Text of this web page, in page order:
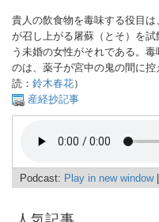
貴人の飲食物を毒味する役目
が召し上がる屠蘇（とそ）を
う未婚の女性がそれである。
のは、薬子が宮中の鬼の間に
読： 鈴木春花）
産経抄記事
Podcast: Play in new window|